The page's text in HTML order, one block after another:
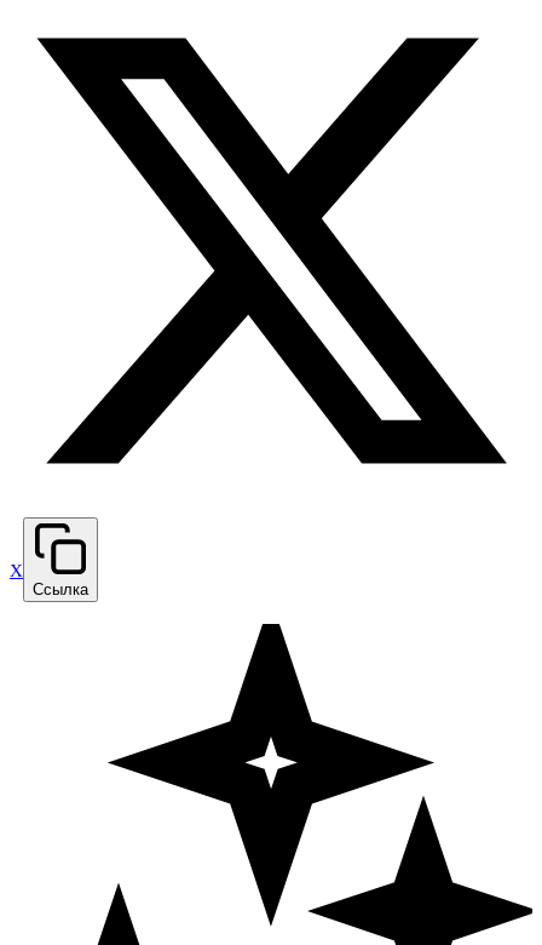
X
Ссылка